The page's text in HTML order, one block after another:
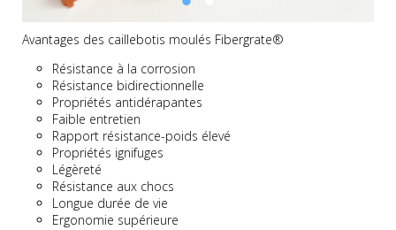
Avantages des caillebotis moulés Fibergrate®
Résistance à la corrosion
Résistance bidirectionnelle
Propriétés antidérapantes
Faible entretien
Rapport résistance-poids élevé
Propriétés ignifuges
Légèreté
Résistance aux chocs
Longue durée de vie
Ergonomie supérieure